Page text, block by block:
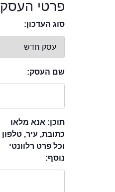
פרטי העסק
סוג העדכון:
שם העסק:
תוכן: אנא מלאו
כתובת, עיר, טלפון
וכל פרט רלוונטי
נוסף: